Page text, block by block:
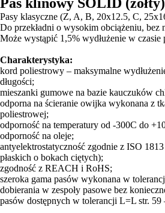
Pasy klasyczne (Z, A, B, 20x12.5, C,
Do przekładni o wysokim obciążeniu, bez
Może wystąpić 1,5% wydłużenie w czasie
Charakterystyka:
kord poliestrowy – maksymalne
długości;
mieszanki gumowe na bazie kauczuków
odporna na ścieranie owijka wykonana z
poliestrowej;
odporność na temperatury od -300C do
odporność na oleje;
antyelektrostatyczność zgodnie z ISO
płaskich o bokach ciętych);
zgodność z REACH i RoHS;
szeroka gama pasów wykonana w
dobierania w zespoły pasowe bez
pasów dostępnych w tolerancji L=L str. 59